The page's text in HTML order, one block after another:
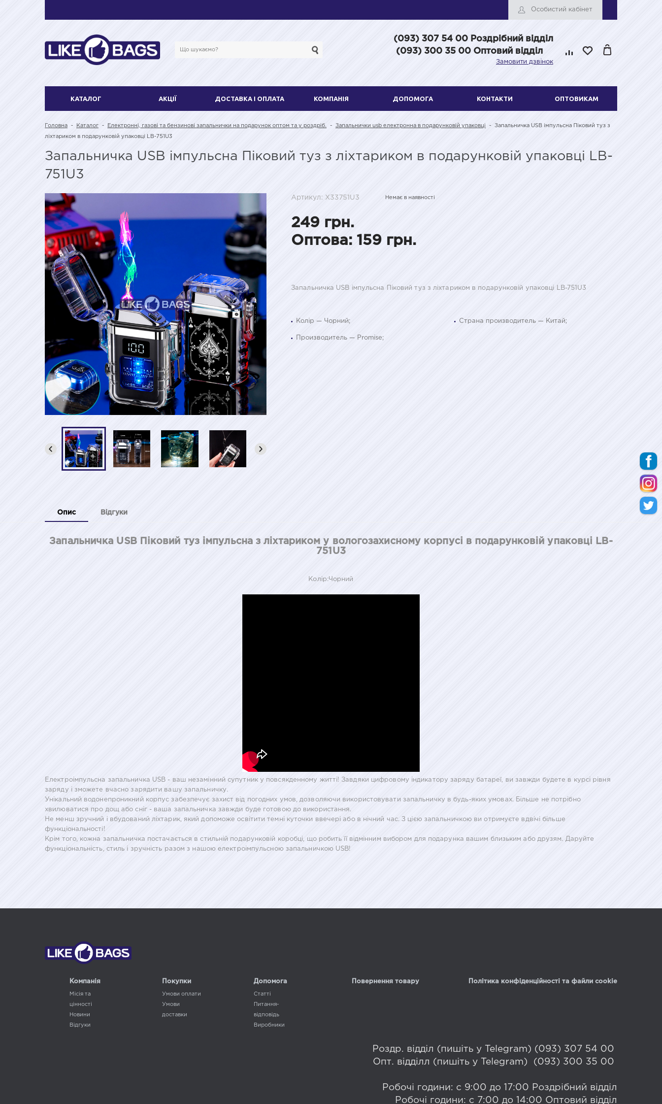
Особистий кабінет
(093) 307 54 00 Роздрібний відділ
(093) 300 35 00 Оптовий відділ
Замовити дзвінок
КАТАЛОГ АКЦІЇ ДОСТАВКА І ОПЛАТА КОМПАНІЯ ДОПОМОГА КОНТАКТИ ОПТОВИКАМ
Головна - Каталог - Електронні, газові та бензинові запальнички на подарунок оптом та у роздріб. - Запальнички usb електронна в подарунковій упаковці - Запальничка USB імпульсна Піковий туз з
ліхтариком в подарунковій упаковці LB-751U3
Запальничка USB імпульсна Піковий туз з ліхтариком в подарунковій упаковці LB-
751U3
Артикул: X33751U3 Немає в наявності
249 грн.
Оптова: 159 грн.
Запальничка USB імпульсна Піковий туз з ліхтариком в подарунковій упаковці LB-751U3
Колір — Чорний; Страна производитель — Китай;
Производитель — Promise;
Опис Відгуки
Запальничка USB Піковий туз імпульсна з ліхтариком у вологозахисному корпусі в подарунковій упаковці LB-
751U3
Колір:Чорний
Електроімпульсна запальничка USB - ваш незамінний супутник у повсякденному житті! Завдяки цифровому індикатору заряду батареї, ви завжди будете в курсі рівня
заряду і зможете вчасно зарядити вашу запальничку.
Унікальний водонепроникний корпус забезпечує захист від погодних умов, дозволяючи використовувати запальничку в будь-яких умовах. Більше не потрібно
хвилюватися про дощ або сніг - ваша запальничка завжди буде готовою до використання.
Не менш зручний і вбудований ліхтарик, який допоможе освітити темні куточки ввечері або в нічний час. З цією запальничкою ви отримуєте вдвічі більше
функціональності!
Крім того, кожна запальничка постачається в стильній подарунковій коробці, що робить її відмінним вибором для подарунка вашим близьким або друзям. Даруйте
функціональність, стиль і зручність разом з нашою електроімпульсною запальничкою USB!
Компанія
Місія та
цінності
Новини
Відгуки
Покупки
Умови оплати
Умови
доставки
Допомога
Статті
Питання-
відповідь
Виробники
Повернення товару Політика конфіденційності та файли cookie
Роздр. відділ (пишіть у Telegram) (093) 307 54 00
Опт. відділл (пишіть у Telegram) (093) 300 35 00
Робочі години: с 9:00 до 17:00 Роздрібний відділ
Робочі години: с 7:00 до 14:00 Оптовий відділ